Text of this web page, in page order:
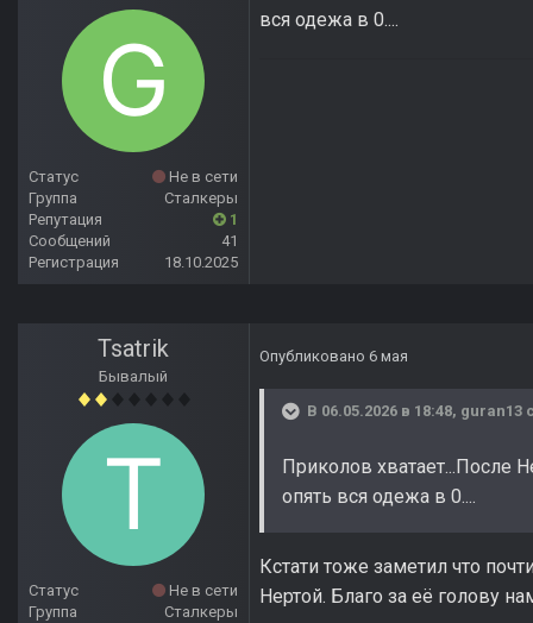
Статус
Не в сети
Группа
Сталкеры
Репутация
1
Сообщений
41
Регистрация
18.10.2025
вся одежа в 0....
Tsatrik
Бывалый
Статус
Не в сети
Группа
Сталкеры
Опубликовано 6 мая
В 06.05.2026 в 18:48, guran13
Приколов хватает...После
опять вся одежа в 0....
Кстати тоже заметил что
Нертой. Благо за её голову